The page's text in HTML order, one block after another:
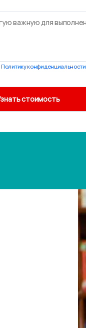
Политику конфиденциальности